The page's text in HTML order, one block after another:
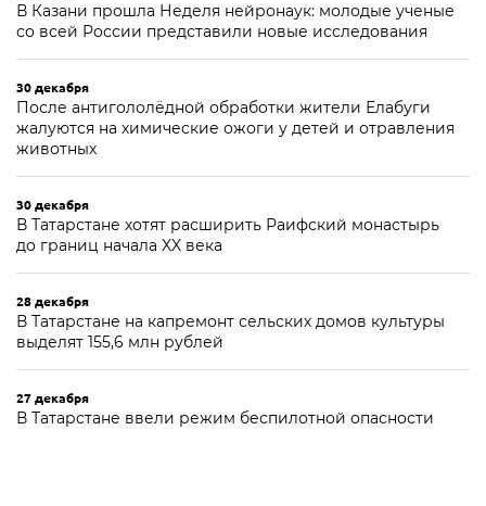
В Казани прошла Неделя нейронаук: молодые ученые
со всей России представили новые исследования
30 декабря
После антигололёдной обработки жители Елабуги
жалуются на химические ожоги у детей и отравления
животных
30 декабря
В Татарстане хотят расширить Раифский монастырь
до границ начала XX века
28 декабря
В Татарстане на капремонт сельских домов культуры
выделят 155,6 млн рублей
27 декабря
В Татарстане ввели режим беспилотной опасности